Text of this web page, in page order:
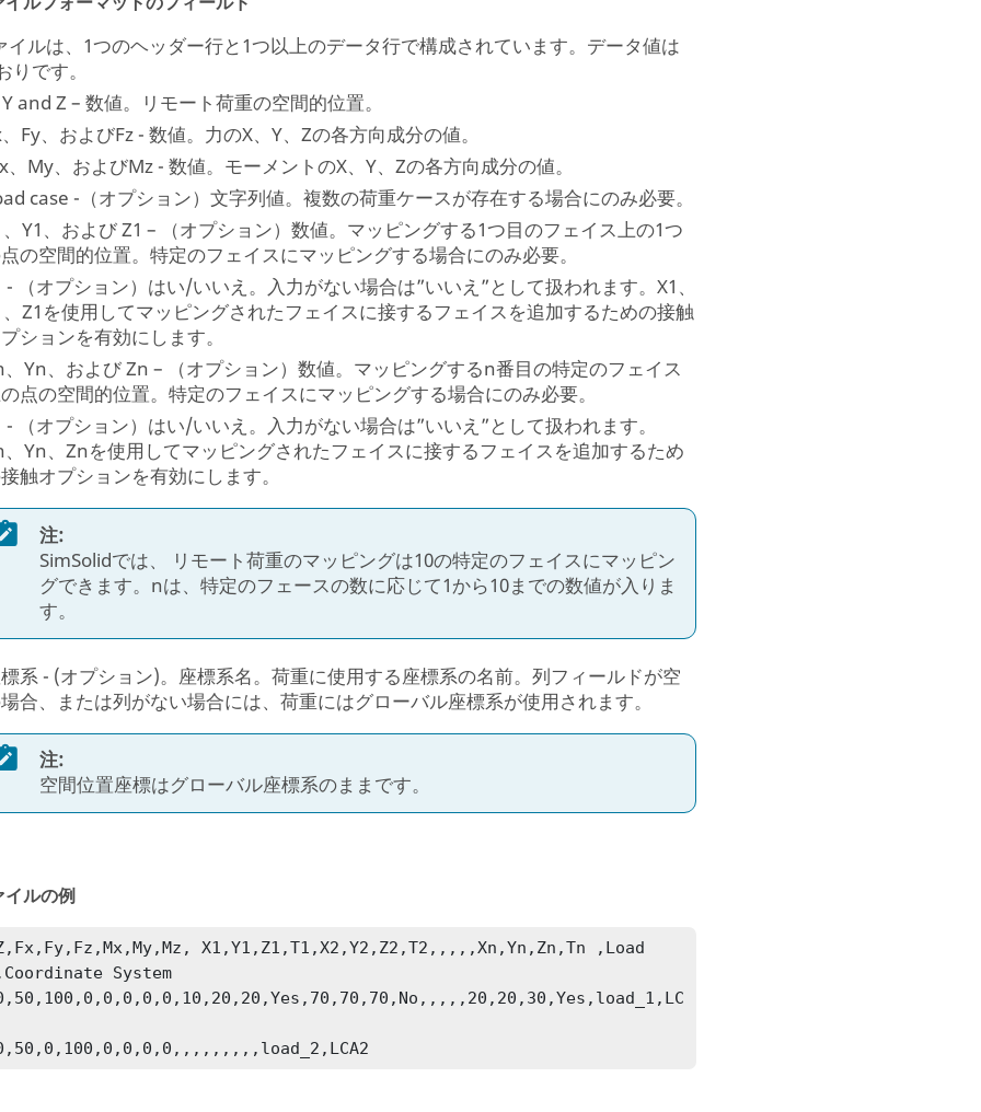
イルは、1つのヘッダー行と1つ以上のデータ行で構成されています。データ値は
りです。
and Z – 数値。リモート荷重の空間的位置。
Fy、およびFz - 数値。力のX、Y、Zの各方向成分の値。
、My、およびMz - 数値。モーメントのX、Y、Zの各方向成分の値。
case -（オプション）文字列値。複数の荷重ケースが存在する場合にのみ必要。
Y1、および Z1 – （オプション）数値。マッピングする1つ目のフェイス上の1つ
の空間的位置。特定のフェイスにマッピングする場合にのみ必要。
- （オプション）はい/いいえ。入力がない場合は”いいえ”として扱われます。X1、
Z1を使用してマッピングされたフェイスに接するフェイスを追加するための接触
ションを有効にします。
、Yn、および Zn – （オプション）数値。マッピングするn番目の特定のフェイス
点の空間的位置。特定のフェイスにマッピングする場合にのみ必要。
- （オプション）はい/いいえ。入力がない場合は”いいえ”として扱われます。
、Yn、Znを使用してマッピングされたフェイスに接するフェイスを追加するため
触オプションを有効にします。
注:
SimSolidでは、 リモート荷重のマッピングは10の特定のフェイスにマッピン
グできます。nは、特定のフェースの数に応じて1から10までの数値が入りま
す。
系 - (オプション)。座標系名。荷重に使用する座標系の名前。列フィールドが空
合、または列がない場合には、荷重にはグローバル座標系が使用されます。
注:
空間位置座標はグローバル座標系のままです。
イルの例
X1,Y1,Z1,T1,X2,Y2,Z2,T2,,,,,Xn,Yn,Zn,Tn ,Load
System